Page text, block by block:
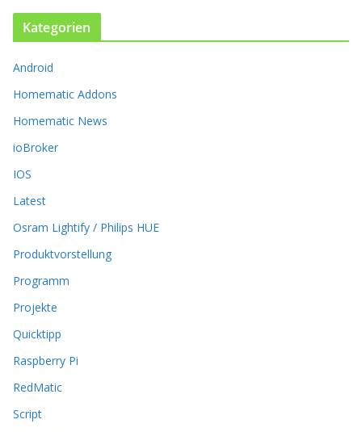
n
k
n
n
n
a
f
d
e
r
r
o
u
k
s
e
i
Kategorien
Android
Homematic Addons
Homematic News
ioBroker
IOS
Latest
Osram Lightify / Philips HUE
Produktvorstellung
Programm
Projekte
Quicktipp
Raspberry Pi
RedMatic
Script